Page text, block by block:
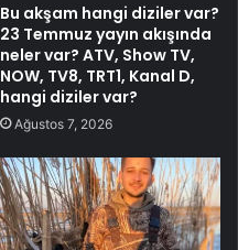
Bu akşam hangi diziler var?
23 Temmuz yayın akışında
neler var? ATV, Show TV,
NOW, TV8, TRT1, Kanal D,
hangi diziler var?
Ağustos 7, 2026